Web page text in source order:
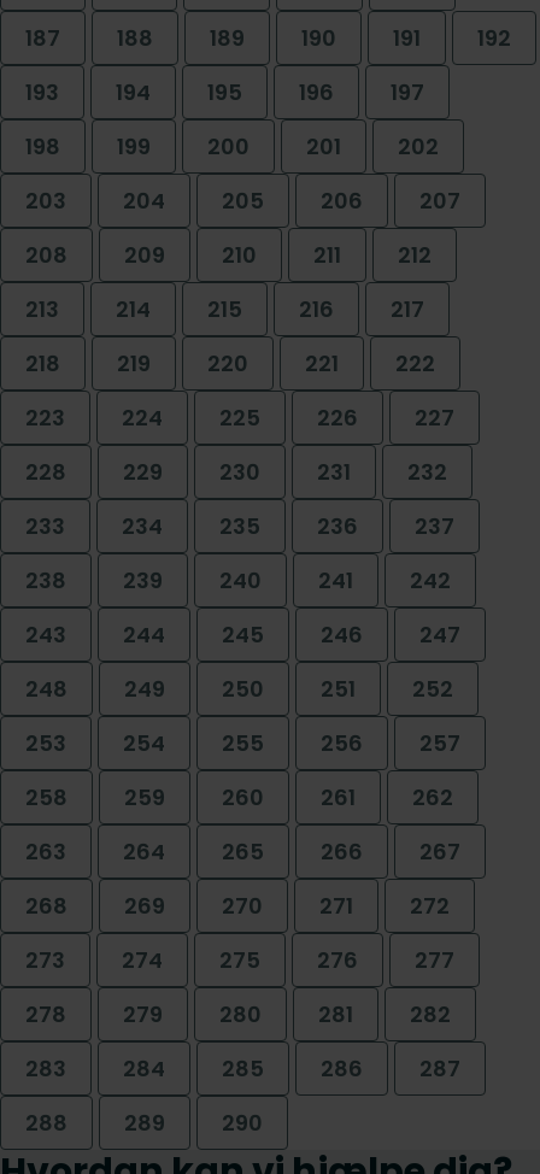
187
188 189 190 191
192
193
194 195 196
197
198
199 200 201
202
203
204 205 206
207
208
209 210 211
212
213
214 215 216
217
218
219 220 221
222
223
224 225 226
227
228
229 230 231
232
233
234 235 236
237
238
239 240 241
242
243
244 245 246
247
248
249 250 251
252
253
254 255 256
257
258
259 260 261
262
263
264 265 266
267
268
269 270 271
272
273
274 275 276
277
278
279 280 281
282
283
284 285 286
287
288
289 290